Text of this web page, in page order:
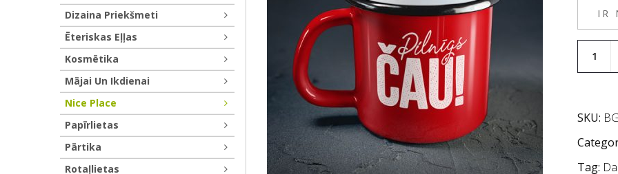
IR
SKU:
Tag:
Dizaina Priekšmeti
Ēteriskas Eļļas
Kosmētika
Mājai Un Ikdienai
Nice Place
Papīrlietas
Pārtika
Rotaļlietas